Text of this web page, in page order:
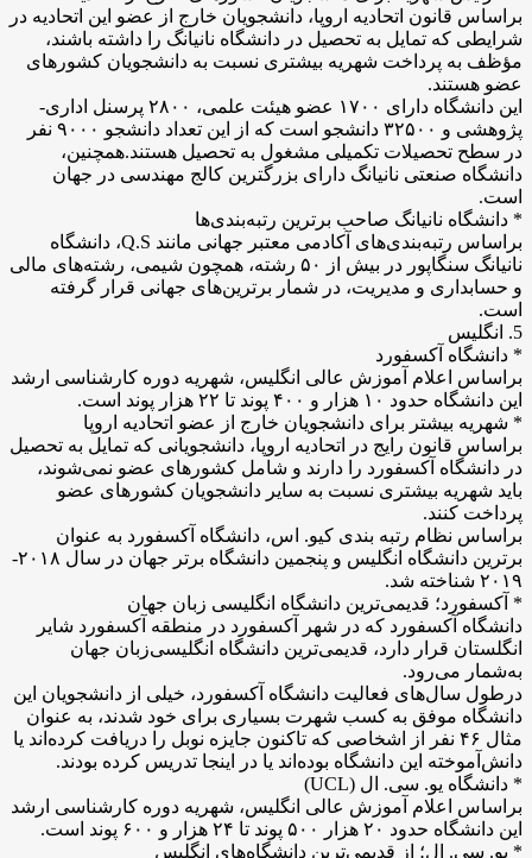
براساس قانون اتحادیه اروپا، دانشجویان خارج از عضو این اتحادیه در
شرایطی که تمایل به تحصیل در دانشگاه نانیانگ را داشته باشند،
مؤظف به پرداخت شهریه بیشتری نسبت به دانشجویان کشور‌های
عضو هستند.
این دانشگاه دارای ۱۷۰۰ عضو هیئت علمی، ۲۸۰۰ پرسنل اداری-
پژوهشی و ۳۲۵۰۰ دانشجو است که از این تعداد دانشجو ۹۰۰۰ نفر
در سطح تحصیلات تکمیلی مشغول به تحصیل هستند.همچنین،
دانشگاه صنعتی نانیانگ دارای بزرگترین کالج مهندسی در جهان
است.
* دانشگاه نانیانگ صاحب برترین رتبه‌بندی‌ها
براساس رتبه‌بندی‌های آکادمی معتبر جهانی مانند Q.S، دانشگاه
نانیانگ سنگاپور در بیش از ۵۰ رشته، همچون شیمی، رشته‌های مالی
و حسابداری و مدیریت، در شمار برترین‌های جهانی قرار گرفته
است.
5. انگلیس
* دانشگاه آکسفورد
براساس اعلام آموزش عالی انگلیس، شهریه دوره کارشناسی ارشد
این دانشگاه حدود ۱۰ هزار و ۴۰۰ پوند تا ۲۲ هزار پوند است.
* شهریه بیشتر برای دانشجویان خارج از عضو اتحادیه اروپا
براساس قانون رایج در اتحادیه اروپا، دانشجویانی که تمایل به تحصیل
در دانشگاه آکسفورد را دارند و شامل کشور‌های عضو نمی‌شوند،
باید شهریه بیشتری نسبت به سایر دانشجویان کشور‌های عضو
پرداخت کنند.
براساس نظام رتبه بندی کیو. اس، دانشگاه آکسفورد به عنوان
برترین دانشگاه انگلیس و پنجمین دانشگاه برتر جهان در سال ۲۰۱۸-
۲۰۱۹ شناخته شد.
* آکسفورد؛ قدیمی‌ترین دانشگاه انگلیسی زبان جهان
دانشگاه آکسفورد که در شهر آکسفورد در منطقه آکسفورد شایر
انگلستان قرار دارد، قدیمی‌ترین دانشگاه انگلیسی‌زبان جهان
به‌شمار می‌رود.
درطول سال‌های فعالیت دانشگاه آکسفورد، خیلی از دانشجویان این
دانشگاه موفق به کسب شهرت بسیاری برای خود شدند، به عنوان
مثال ۴۶ نفر از اشخاصی که تاکنون جایزه نوبل را دریافت کرده‌اند یا
دانش‌آموخته این دانشگاه بوده‌اند یا در اینجا تدریس کرده بودند.
* دانشگاه یو. سی. ال (UCL)
براساس اعلام آموزش عالی انگلیس، شهریه دوره کارشناسی ارشد
این دانشگاه حدود ۲۰ هزار ۵۰۰ پوند تا ۲۴ هزار و ۶۰۰ پوند است.
* یو. سی. ال؛ از قدیمی‌ترین دانشگاه‌های انگلیس